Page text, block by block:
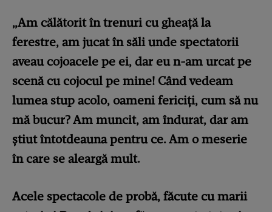
„Am călătorit în trenuri cu gheaţă la
ferestre, am jucat în săli unde spectatorii
aveau cojoacele pe ei, dar eu n-am urcat pe
scenă cu cojocul pe mine! Când vedeam
lumea stup acolo, oameni fericiţi, cum să nu
mă bucur? Am muncit, am îndurat, dar am
ştiut întotdeauna pentru ce. Am o meserie
în care se aleargă mult.
Acele spectacole de probă, făcute cu marii